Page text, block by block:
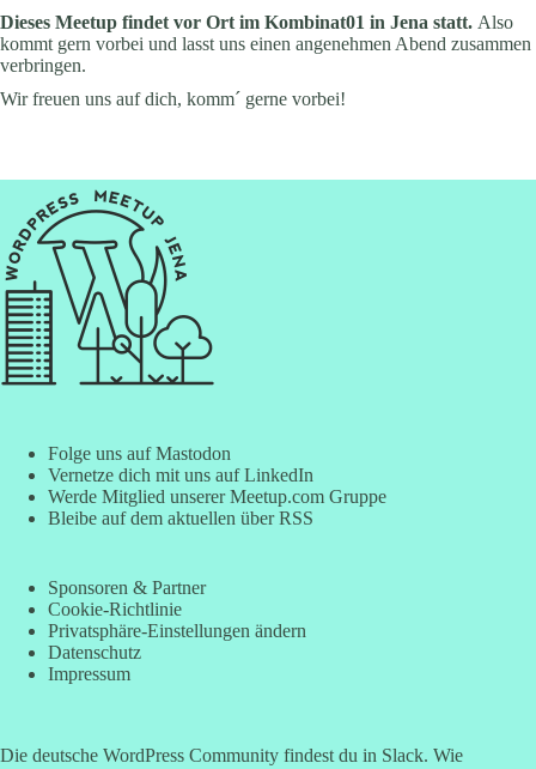
Dieses Meetup findet vor Ort im Kombinat01 in Jena statt. Also
kommt gern vorbei und lasst uns einen angenehmen Abend zusammen
verbringen.
Wir freuen uns auf dich, komm´ gerne vorbei!
Folge uns auf Mastodon
Vernetze dich mit uns auf LinkedIn
Werde Mitglied unserer Meetup.com Gruppe
Bleibe auf dem aktuellen über RSS
Sponsoren & Partner
Cookie-Richtlinie
Privatsphäre-Einstellungen ändern
Datenschutz
Impressum
Die deutsche WordPress Community findest du in Slack. Wie